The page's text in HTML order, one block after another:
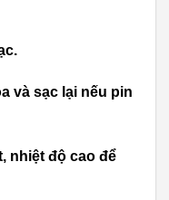
và sạc lại nếu pin
nhiệt độ cao để